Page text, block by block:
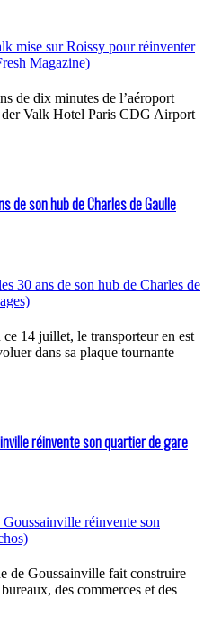
de dix minutes de l’aéroport
Valk Hotel Paris CDG Airport
de son hub de Charles de Gaulle
14 juillet, le transporteur en est
dans sa plaque tournante
réinvente son quartier de gare
de Goussainville fait construire
des commerces et des